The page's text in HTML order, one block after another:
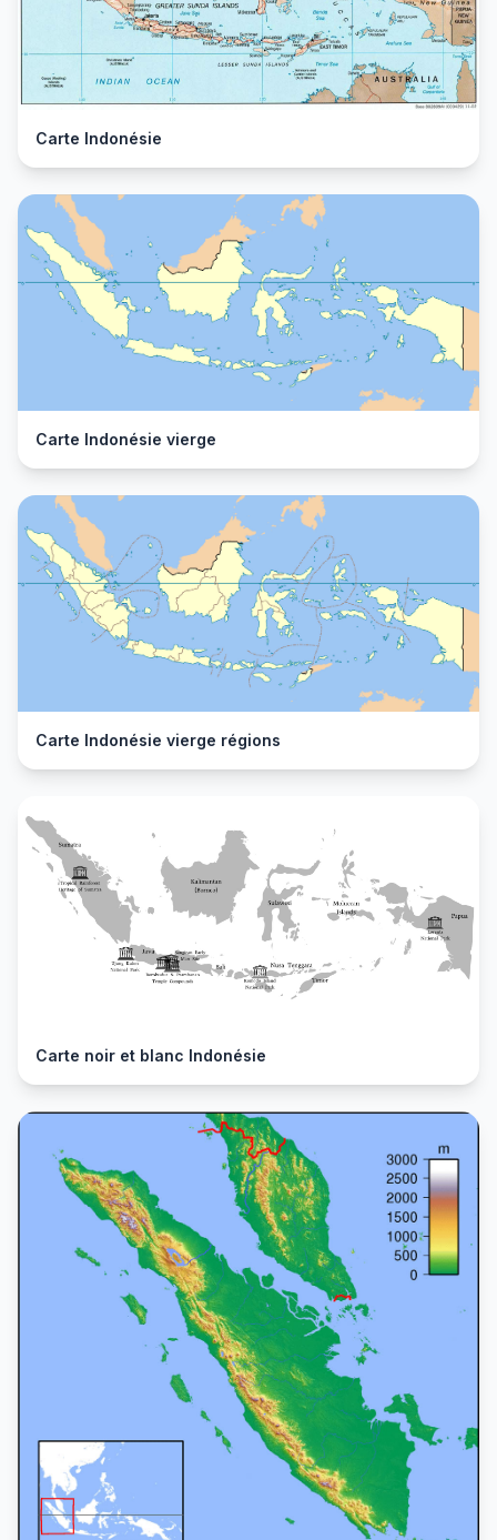
Carte Indonésie
Carte Indonésie vierge
Carte Indonésie vierge régions
Carte noir et blanc Indonésie